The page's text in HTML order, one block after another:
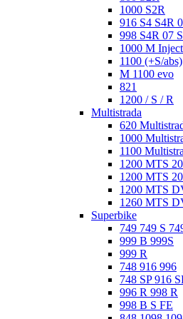
1000 S2R
916 S4 S4R
998 S4R 07
1000 M
1100 (+S/abs)
M 1100 evo
821
1200 / S / R
Multistrada
620
1000
1100
1200 MTS
1200 MTS
1200 MTS
1260 MTS
Superbike
749 749 S
999 B 999S
999 R
748 916 996
748 SP 916
996 R 998 R
998 B S FE